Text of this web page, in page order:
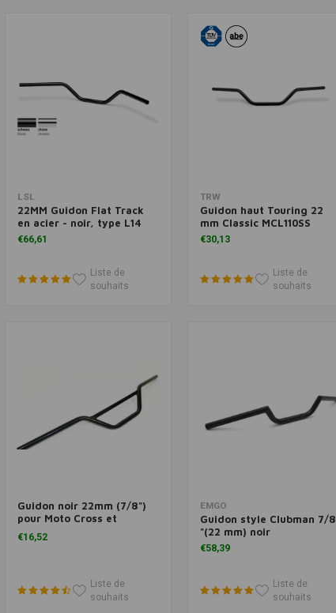
LSL
22MM Guidon Flat Track
en acier - noir, type L14
€66,61
Liste de
souhaits
TRW
Guidon haut Touring 22
mm Classic MCL110SS
€30,13
Liste de
souhaits
Ajouter au panier
Guidon noir 22mm (7/8")
pour Moto Cross et
Tracker
€16,52
Liste de
souhaits
EMGO
Guidon style Clubman 7/8
"(22 mm) noir
€58,39
Liste de
souhaits